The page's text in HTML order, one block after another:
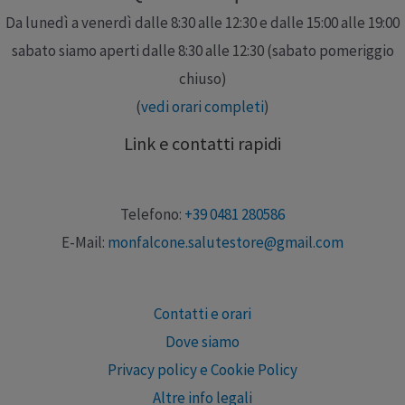
Da lunedì a venerdì dalle 8:30 alle 12:30 e dalle 15:00 alle 19:00
sabato siamo aperti dalle 8:30 alle 12:30 (sabato pomeriggio
chiuso)
(vedi orari completi)
Link e contatti rapidi
Telefono: +39 0481 280586
E-Mail: monfalcone.salutestore@gmail.com
Contatti e orari
Dove siamo
Privacy policy e Cookie Policy
Altre info legali